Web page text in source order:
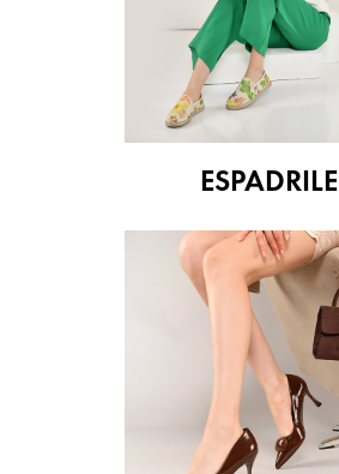
ESPADRILE